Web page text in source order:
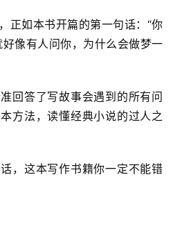
正如本书开篇的第一句话：“你
像有人问你，为什么会做梦一
回答了写故事会遇到的所有问
方法，读懂经典小说的过人之
，这本写作书籍你一定不能错